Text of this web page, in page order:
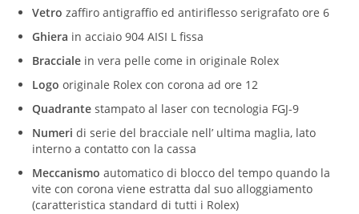
Vetro zaffiro antigraffio ed antiriflesso serigrafato ore 6
Ghiera in acciaio 904 AISI L fissa
Bracciale in vera pelle come in originale Rolex
Logo originale Rolex con corona ad ore 12
Quadrante stampato al laser con tecnologia FGJ-9
Numeri di serie del bracciale nell’ ultima maglia, lato
interno a contatto con la cassa
Meccanismo automatico di blocco del tempo quando la
vite con corona viene estratta dal suo alloggiamento
(caratteristica standard di tutti i Rolex)